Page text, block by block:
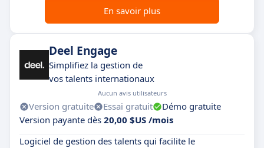
En savoir plus
Deel Engage
Simplifiez la gestion de
vos talents internationaux
Aucun avis utilisateurs
Version gratuite Essai gratuit
Démo gratuite
Version payante dès 20,00 $US /mois
Logiciel de gestion des talents qui facilite le